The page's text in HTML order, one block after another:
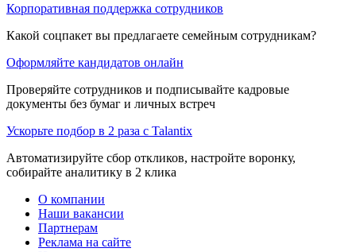
Корпоративная поддержка сотрудников
Какой соцпакет вы предлагаете семейным сотрудникам?
Оформляйте кандидатов онлайн
Проверяйте сотрудников и подписывайте кадровые
документы без бумаг и личных встреч
Ускорьте подбор в 2 раза с Talantix
Автоматизируйте сбор откликов, настройте воронку,
собирайте аналитику в 2 клика
О компании
Наши вакансии
Партнерам
Реклама на сайте